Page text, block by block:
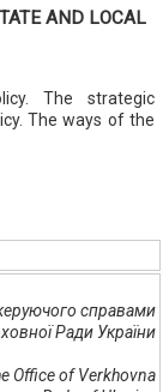
AND LOCAL
The strategic
The ways of the
справами
Ради України
Office of Verkhovna